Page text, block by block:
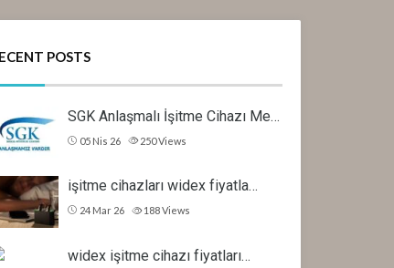
POSTS
SGK Anlaşmalı İşitme Cihazı Me…
05 Nis 26 250Views
işitme cihazları widex fiyatla…
24 Mar 26 188Views
widex işitme cihazı fiyatları…